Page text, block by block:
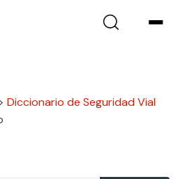
>Diccionario de Seguridad Vial